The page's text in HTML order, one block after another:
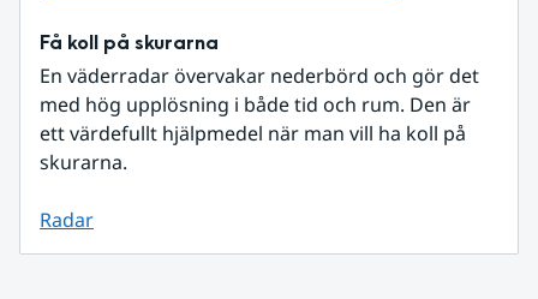
Få koll på skurarna
En väderradar övervakar nederbörd och gör det
med hög upplösning i både tid och rum. Den är
ett värdefullt hjälpmedel när man vill ha koll på
skurarna.
Radar